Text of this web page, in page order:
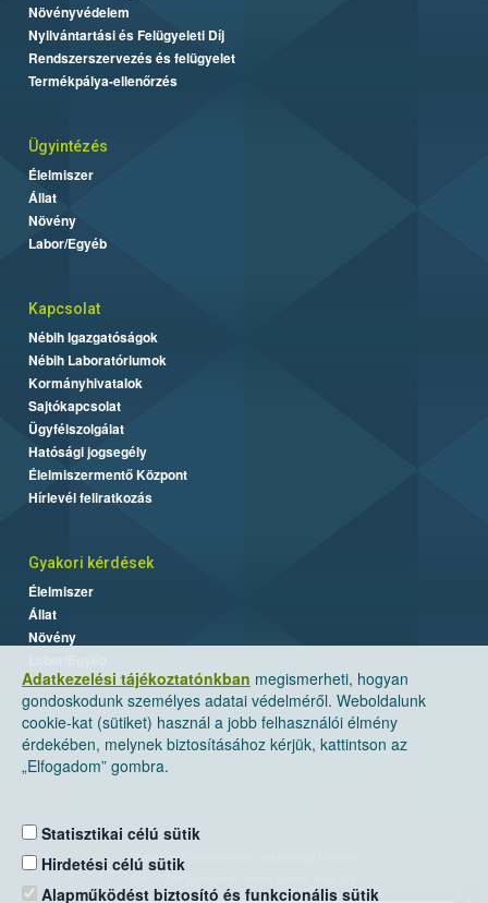
Adatkezelési tájékoztatónkban megismerheti, hogyan
gondoskodunk személyes adatai védelméről. Weboldalunk
cookie-kat (sütiket) használ a jobb felhasználói élmény
érdekében, melynek biztosításához kérjük, kattintson az
„Elfogadom” gombra.
Statisztikai célú sütik
Hirdetési célú sütik
Alapműködést biztosító és funkcionális sütik
Növényvédelem
Nyilvántartási és Felügyeleti Díj
Rendszerszervezés és felügyelet
Termékpálya-ellenőrzés
Ügyintézés
Élelmiszer
Állat
Növény
Labor/Egyéb
Kapcsolat
Nébih Igazgatóságok
Nébih Laboratóriumok
Kormányhivatalok
Sajtókapcsolat
Ügyfélszolgálat
Hatósági jogsegély
Élelmiszermentő Központ
Hírlevél feliratkozás
Gyakori kérdések
Élelmiszer
Állat
Növény
Nemzeti Élelmiszerlánc-biztonsági Hivatal
Levelezési cím: 1525 Budapest. Pf. 30.